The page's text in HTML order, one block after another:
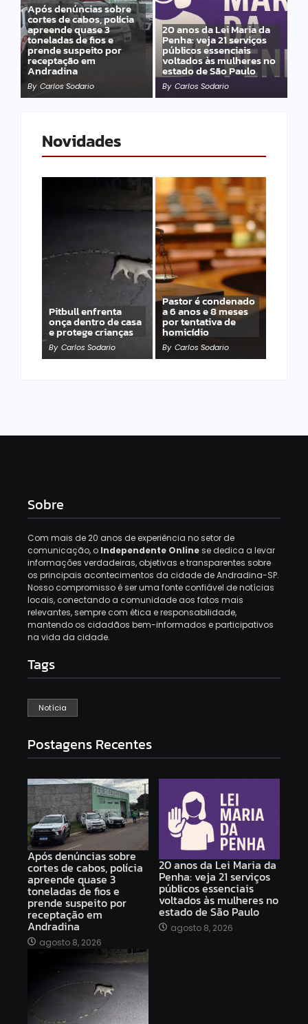
Após denúncias sobre
cortes de cabos, polícia
apreende quase 3
toneladas de fios e
prende suspeito por
receptação em
Andradina
By Carlos Sodario
20 anos da Lei Maria da
Penha: veja 21 serviços
públicos essenciais
voltados às mulheres no
estado de São Paulo
By Carlos Sodario
Novidades
Pitbull enfrenta
onça dentro de casa
e protege crianças
By Carlos Sodario
Pastor é condenado
a 6 anos e 8 meses
por tentativa de
homicídio
By Carlos Sodario
Sobre
Com mais de 20 anos de experiência no setor de
comunicação, o Independente Onlinese dedica a levar
informações verdadeiras, objetivas e transparentes sobre
os principais acontecimentos da cidade de Andradina-SP.
Nosso compromisso é ser uma fonte confiável de notícias
locais, conectando a comunidade aos fatos mais
relevantes, sempre com ética e responsabilidade,
mantendo os cidadãos bem-informados e participativos
na vida da cidade.
Tags
Notícia
Postagens Recentes
Após denúncias sobre
cortes de cabos, polícia
apreende quase 3
toneladas de fios e
prende suspeito por
receptação em
Andradina
agosto 8, 2026
20 anos da Lei Maria da
Penha: veja 21 serviços
públicos essenciais
voltados às mulheres no
estado de São Paulo
agosto 8, 2026